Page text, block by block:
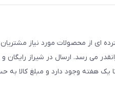
ای از محصولات مورد نیاز
می رسد. ارسال در شیراز رایگان
یک هفته وجود دارد و مبلغ کالا